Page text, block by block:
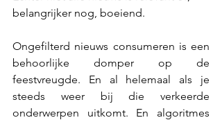
belangrijker nog, boeiend.
Ongefilterd nieuws consumeren is een
behoorlijke domper op de
feestvreugde. En al helemaal als je
steeds weer bij die verkeerde
onderwerpen uitkomt. En algoritmes